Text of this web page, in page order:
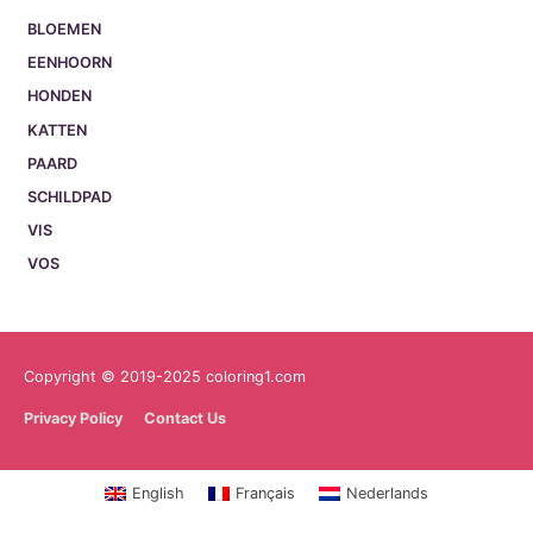
BLOEMEN
EENHOORN
HONDEN
KATTEN
PAARD
SCHILDPAD
VIS
VOS
Copyright © 2019-2025 coloring1.com
Privacy Policy Contact Us
English Français Nederlands